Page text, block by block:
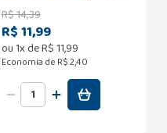
R$14,39
R$ 11,99
ou1x deR$11,99
Economia de R$ 2,40